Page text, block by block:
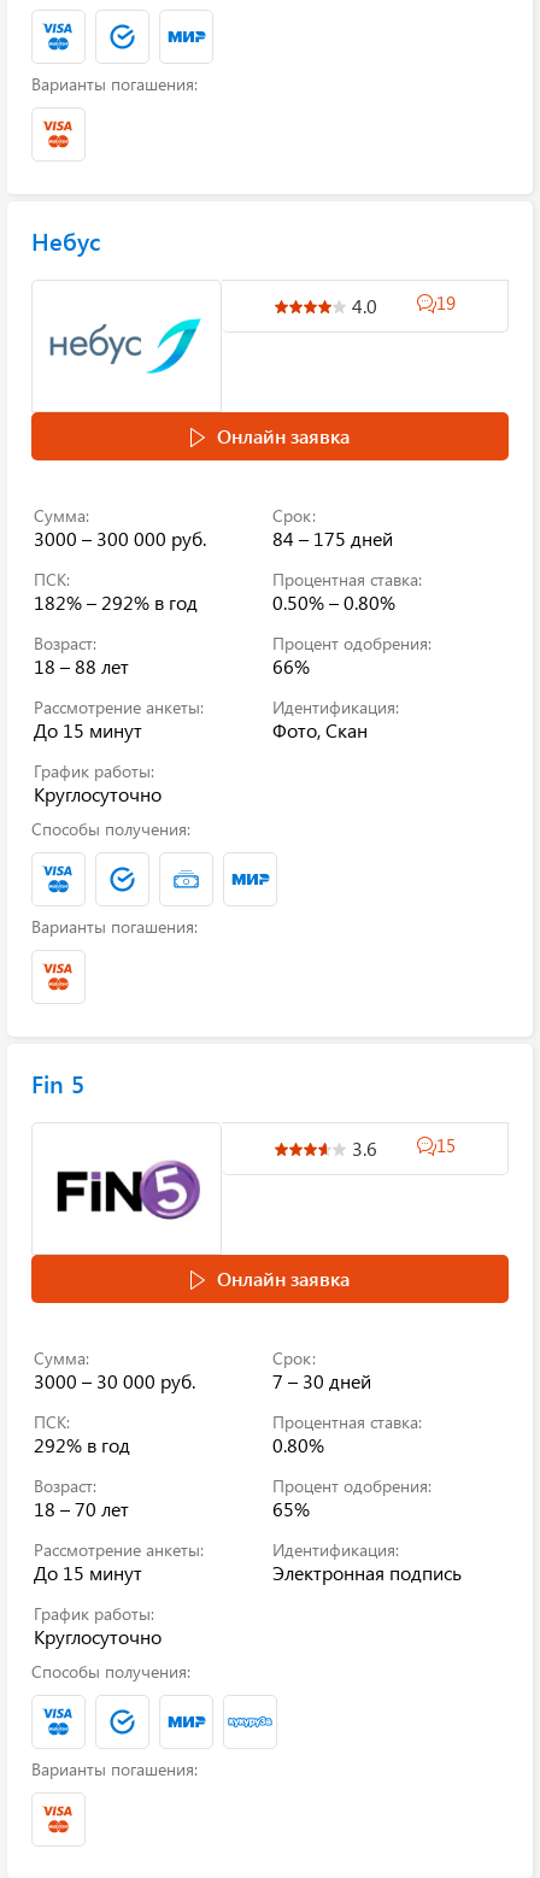
Варианты погашения:
Небус
4.0 19
Онлайн заявка
Сумма:
3000 – 300 000 руб.
Срок:
84 – 175 дней
ПСК:
182% – 292% в год
Процентная ставка:
0.50% – 0.80%
Возраст:
18 – 88 лет
Процент одобрения:
66%
Рассмотрение анкеты:
До 15 минут
Идентификация:
Фото, Скан
График работы:
Круглосуточно
Способы получения:
Варианты погашения:
Fin 5
3.6 15
Онлайн заявка
Сумма:
3000 – 30 000 руб.
Срок:
7 – 30 дней
ПСК:
292% в год
Процентная ставка:
0.80%
Возраст:
18 – 70 лет
Процент одобрения:
65%
Рассмотрение анкеты:
До 15 минут
Идентификация:
Электронная подпись
График работы:
Круглосуточно
Способы получения:
Варианты погашения: